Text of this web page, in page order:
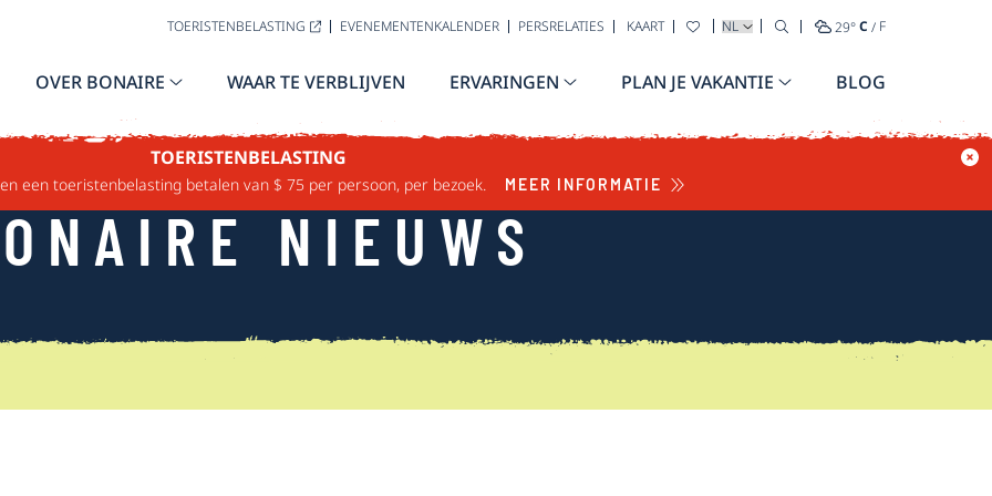
TOERISTENBELASTING EVENEMENTENKALENDER PERSRELATIES KAART TAAL SELECTEREN 29°C / F
OVER BONAIRE WAAR TE VERBLIJVEN ERVARINGEN PLAN JE VAKANTIE BLOG
TOERISTENBELASTING
een toeristenbelasting betalen van $ 75 per persoon, per bezoek. MEER INFORMATIE
NIEUWS